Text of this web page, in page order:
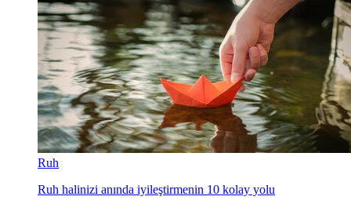
Ruh
Ruh halinizi anında iyileştirmenin 10 kolay yolu